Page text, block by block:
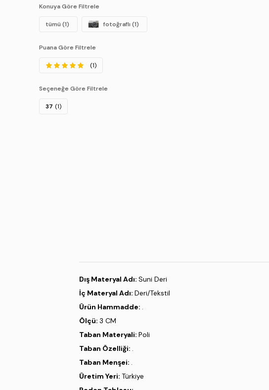
Konuya Göre Filtrele
tümü (1) fotoğraflı (1)
Puana Göre Filtrele
(1)
Seçeneğe Göre Filtrele
37 (1)
Dış Materyal Adı: Suni Deri
İç Materyal Adı: Deri/Tekstil
Ürün Hammadde: .
Ölçü: 3 CM
Taban Materyali: Poli
Taban Özelliği: .
Taban Menşei: .
Üretim Yeri: Türkiye